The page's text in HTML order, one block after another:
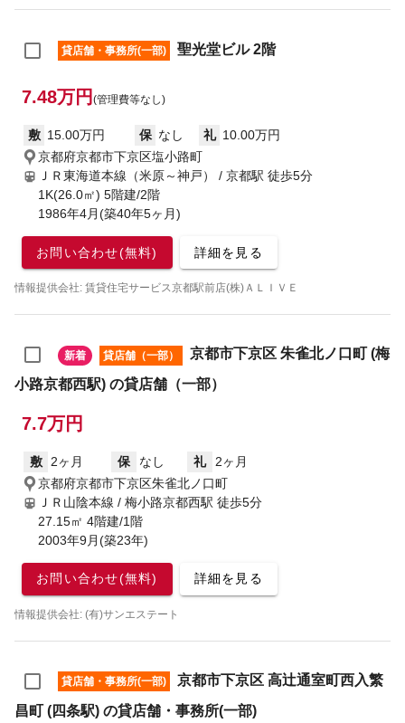
貸店舗・事務所(一部) 聖光堂ビル 2階
7.48万円 (管理費等なし)
敷 15.00万円 保 なし 礼 10.00万円
京都府京都市下京区塩小路町
ＪＲ東海道本線（米原～神戸） / 京都駅 徒歩5分
1K(26.0㎡) 5階建/2階
1986年4月(築40年5ヶ月)
お問い合わせ(無料) 詳細を見る
情報提供会社: 賃貸住宅サービス京都駅前店(株)ＡＬＩＶＥ
新着 貸店舗（一部）
京都市下京区 朱雀北ノ口町 (梅
小路京都西駅) の貸店舗（一部）
7.7万円
敷 2ヶ月 保 なし 礼
2ヶ月
京都府京都市下京区朱雀北ノ口町
ＪＲ山陰本線 / 梅小路京都西駅 徒歩5分
27.15㎡ 4階建/1階
2003年9月(築23年)
お問い合わせ(無料) 詳細を見る
情報提供会社: (有)サンエステート
貸店舗・事務所(一部)
京都市下京区 高辻通室町西入繁
昌町 (四条駅) の貸店舗・事務所(一部)